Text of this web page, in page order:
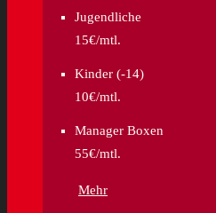
Jugendliche
15€/mtl.
Kinder (-14)
10€/mtl.
Manager Boxen
55€/mtl.
Mehr